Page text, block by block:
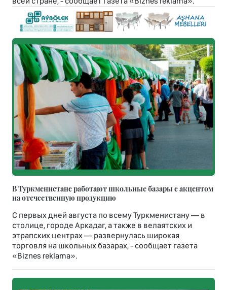
В Туркменистане работают школьные базары с акцентом
на отечественную продукцию
С первых дней августа по всему Туркменистану — в
столице, городе Аркадаг, а также в велаятских и
этрапских центрах — развернулась широкая
торговля на школьных базарах, - сообщает газета
«Biznes reklama».